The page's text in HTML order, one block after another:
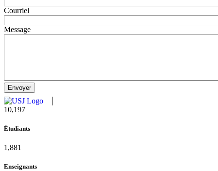
Courriel
Message
10,815
Étudiants
1,995
Enseignants